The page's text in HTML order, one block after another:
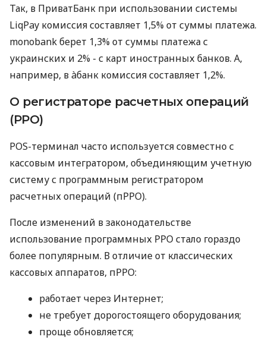
Так, в ПриватБанк при использовании системы
LiqPay комиссия составляет 1,5% от суммы платежа.
monobank берет 1,3% от суммы платежа с
украинских и 2% - с карт иностранных банков. А,
например, в àбанк комиссия составляет 1,2%.
О регистраторе расчетных операций
(РРО)
POS-терминал часто используется совместно с
кассовым интегратором, объединяющим учетную
систему с программным регистратором
расчетных операций (пРРО).
После изменений в законодательстве
использование программных РРО стало гораздо
более популярным. В отличие от классических
кассовых аппаратов, пРРО:
работает через Интернет;
не требует дорогостоящего оборудования;
проще обновляется;